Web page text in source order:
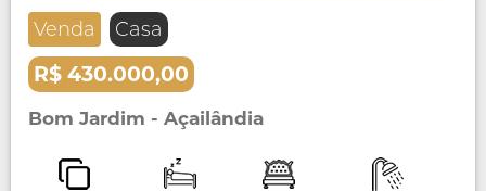
Venda Casa
R$ 430.000,00
Bom Jardim - Açailândia